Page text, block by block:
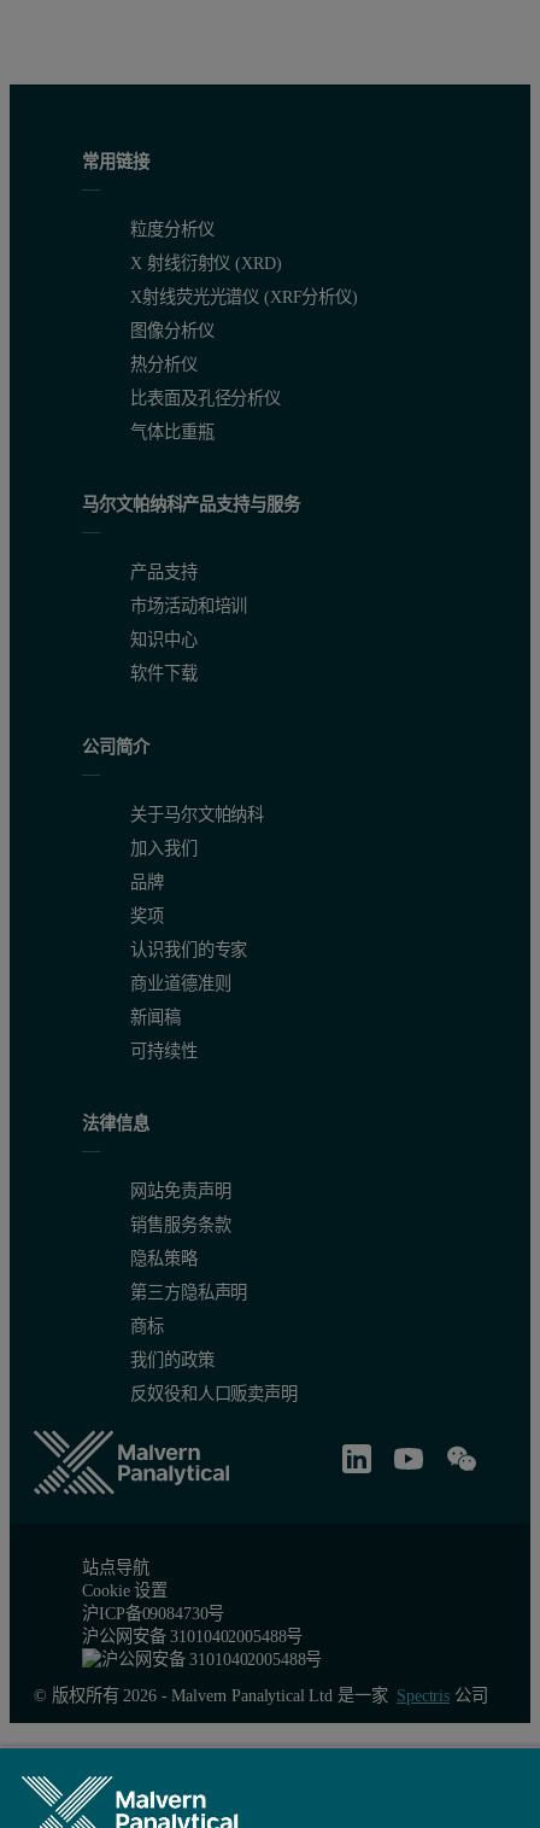
常用链接
粒度分析仪
X 射线衍射仪 (XRD)
X射线荧光光谱仪 (XRF分析仪)
图像分析仪
热分析仪
比表面及孔径分析仪
气体比重瓶
马尔文帕纳科产品支持与服务
产品支持
市场活动和培训
知识中心
软件下载
公司简介
关于马尔文帕纳科
加入我们
品牌
奖项
认识我们的专家
商业道德准则
新闻稿
可持续性
法律信息
网站免责声明
销售服务条款
隐私策略
第三方隐私声明
商标
我们的政策
反奴役和人口贩卖声明
站点导航
Cookie 设置
沪ICP备09084730号
沪公网安备 31010402005488号
© 版权所有 2026 - Malvern Panalytical Ltd 是一家 Spectris公司